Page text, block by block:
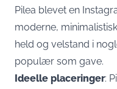
Pilea blevet en
moderne,
held og velstand i
populær som gave.
Ideelle placeringer: